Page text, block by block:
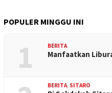
POPULER MINGGU INI
1 BERITA
Manfaatkan
BERITA, SITARO